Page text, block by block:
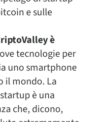
e sulle
è
tecnologie per
uno smartphone
il mondo. La
è una
che, dicono,